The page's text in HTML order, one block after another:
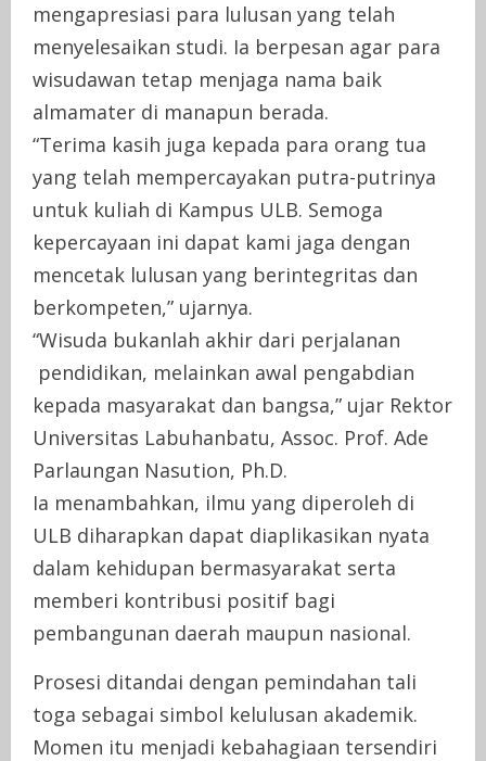
mengapresiasi para lulusan yang telah
menyelesaikan studi. Ia berpesan agar para
wisudawan tetap menjaga nama baik
almamater di manapun berada.
“Terima kasih juga kepada para orang tua
yang telah mempercayakan putra-putrinya
untuk kuliah di Kampus ULB. Semoga
kepercayaan ini dapat kami jaga dengan
mencetak lulusan yang berintegritas dan
berkompeten,” ujarnya.
“Wisuda bukanlah akhir dari perjalanan
pendidikan, melainkan awal pengabdian
kepada masyarakat dan bangsa,” ujar Rektor
Universitas Labuhanbatu, Assoc. Prof. Ade
Parlaungan Nasution, Ph.D.
Ia menambahkan, ilmu yang diperoleh di
ULB diharapkan dapat diaplikasikan nyata
dalam kehidupan bermasyarakat serta
memberi kontribusi positif bagi
pembangunan daerah maupun nasional.
Prosesi ditandai dengan pemindahan tali
toga sebagai simbol kelulusan akademik.
Momen itu menjadi kebahagiaan tersendiri